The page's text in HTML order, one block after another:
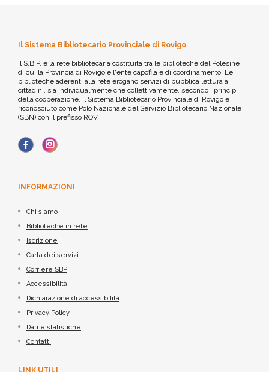
Il Sistema Bibliotecario Provinciale di Rovigo
Il S.B.P. è la rete bibliotecaria costituita tra le biblioteche del Polesine
di cui la Provincia di Rovigo è l'ente capofila e di coordinamento. Le
biblioteche aderenti alla rete erogano servizi di pubblica lettura ai
cittadini, sia individualmente che collettivamente, secondo i principi
della cooperazione. Il Sistema Bibliotecario Provinciale di Rovigo è
riconosciuto come Polo Nazionale del Servizio Bibliotecario Nazionale
(SBN) con il prefisso ROV.
INFORMAZIONI
Chi siamo
Biblioteche in rete
Iscrizione
Carta dei servizi
Corriere SBP
Accessibilità
Dichiarazione di accessibilità
Privacy Policy
Dati e statistiche
Contatti
LINK UTILI